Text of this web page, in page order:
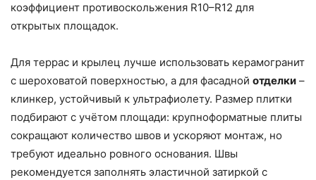
коэффициент противоскольжения R10–R12 для
открытых площадок.
Для террас и крылец лучше использовать керамогранит
с шероховатой поверхностью, а для фасадной отделки –
клинкер, устойчивый к ультрафиолету. Размер плитки
подбирают с учётом площади: крупноформатные плиты
сокращают количество швов и ускоряют монтаж, но
требуют идеально ровного основания. Швы
рекомендуется заполнять эластичной затиркой с